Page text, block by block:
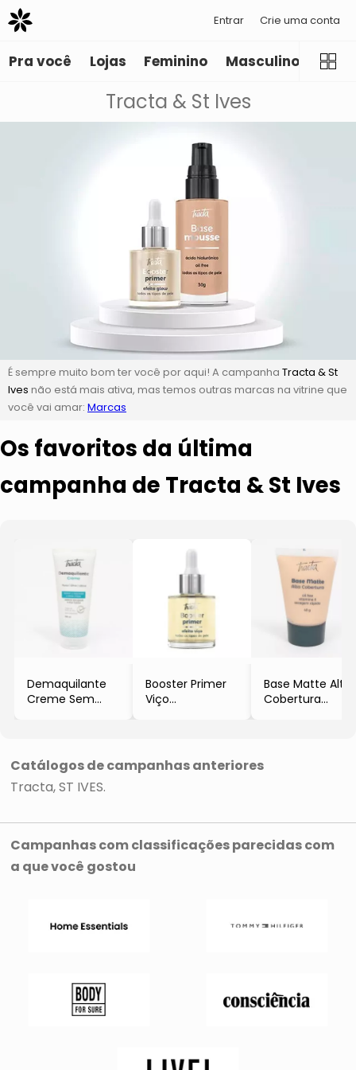
Entrar Crie uma conta
Pra você Lojas Feminino Masculino
Tracta & St Ives
É sempre muito bom ter você por aqui! A campanha Tracta & St
Ives não está mais ativa, mas temos outras marcas na vitrine que
você vai amar: Marcas
Os favoritos da última
campanha de Tracta & St Ives
Demaquilante
Creme Sem
Booster Primer
Viço
Base Matte Alta
Cobertura
Catálogos de campanhas anteriores
Tracta ST IVES
Campanhas com classificações parecidas com
a que você gostou